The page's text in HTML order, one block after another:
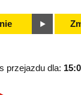
przejazdu dla: